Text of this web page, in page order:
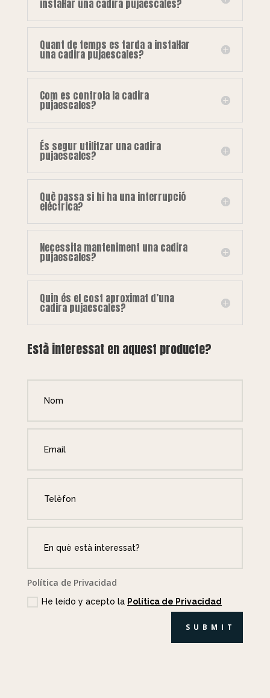
instal·lar una cadira pujaescales?
Quant de temps es tarda a instal·lar
una cadira pujaescales?
Com es controla la cadira
pujaescales?
És segur utilitzar una cadira
pujaescales?
Què passa si hi ha una interrupció
elèctrica?
Necessita manteniment una cadira
pujaescales?
Quin és el cost aproximat d’una
cadira pujaescales?
Està interessat en aquest producte?
Política de Privacidad
He leído y acepto la Política de Privacidad
SUBMIT